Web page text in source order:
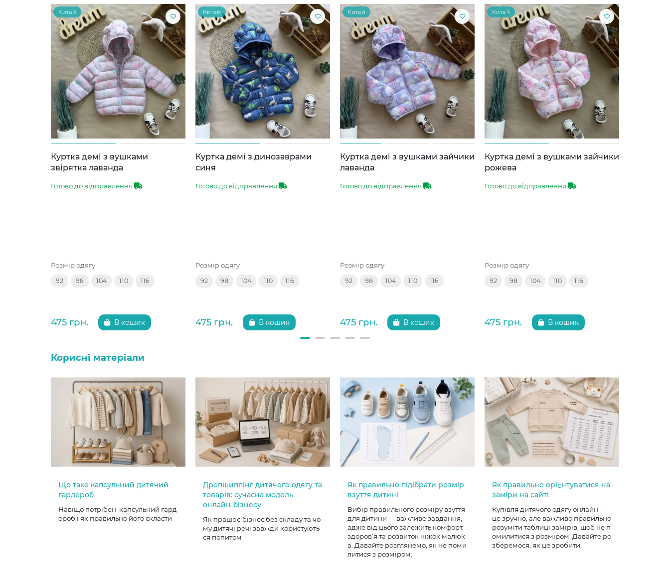
Китай
Куртка демі з вушками
звірятка лаванда
Готово до відправлення
Розмір одягу
92 98 104 110 116
475 грн. В кошик
Китай
Куртка демі з динозаврами
синя
Готово до відправлення
Розмір одягу
92 98 104 110 116
475 грн. В кошик
Китай
Куртка демі з вушками зайчики
лаванда
Готово до відправлення
Розмір одягу
92 98 104 110 116
475 грн. В кошик
Китай
Куртка демі з вушками зайчики
рожева
Готово до відправлення
Розмір одягу
92 98 104 110 116
475 грн. В кошик
Корисні матеріали
Що таке капсульний дитячий
гардероб
Навіщо потрібен капсульний гард
ероб і як правильно його скласти
Дропшиппінг дитячого одягу та
товарів: сучасна модель
онлайн-бізнесу
Як працює бізнес без складу та чо
му дитячі речі завжди користують
ся попитом
Як правильно підібрати розмір
взуття дитині
Вибір правильного розміру взуття
для дитини — важливе завдання,
адже від цього залежить комфорт,
здоров’я та розвиток ніжок малюк
а. Давайте розглянемо, як не поми
литися з розміром.
Як правильно орієнтуватися на
заміри на сайті
Купівля дитячого одягу онлайн —
це зручно, але важливо правильно
розуміти таблиці замірів, щоб не п
омилитися з розміром. Давайте ро
зберемося, як це зробити.